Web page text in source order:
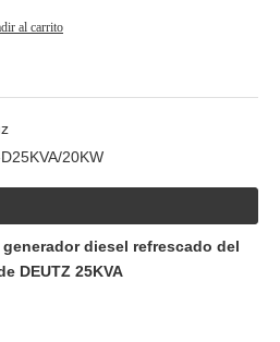
al carrito
20KW
diesel refrescado del
DEUTZ 25KVA